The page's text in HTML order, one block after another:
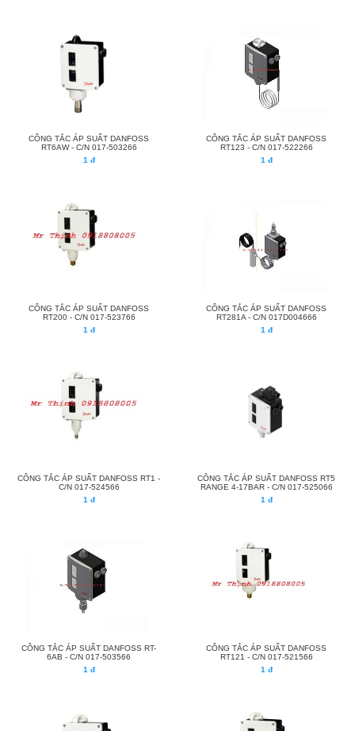
CÔNG TẮC ÁP SUẤT DANFOSS
RT6AW - C/N 017-503266
1 đ
CÔNG TẮC ÁP SUẤT DANFOSS
RT123 - C/N 017-522266
1 đ
CÔNG TẮC ÁP SUẤT DANFOSS
RT200 - C/N 017-523766
1 đ
CÔNG TẮC ÁP SUẤT DANFOSS
RT281A - C/N 017D004666
1 đ
CÔNG TẮC ÁP SUẤT DANFOSS RT1 -
C/N 017-524566
1 đ
CÔNG TẮC ÁP SUẤT DANFOSS RT5
RANGE 4-17BAR - C/N 017-525066
1 đ
CÔNG TẮC ÁP SUẤT DANFOSS RT-
6AB - C/N 017-503566
1 đ
CÔNG TẮC ÁP SUẤT DANFOSS
RT121 - C/N 017-521566
1 đ